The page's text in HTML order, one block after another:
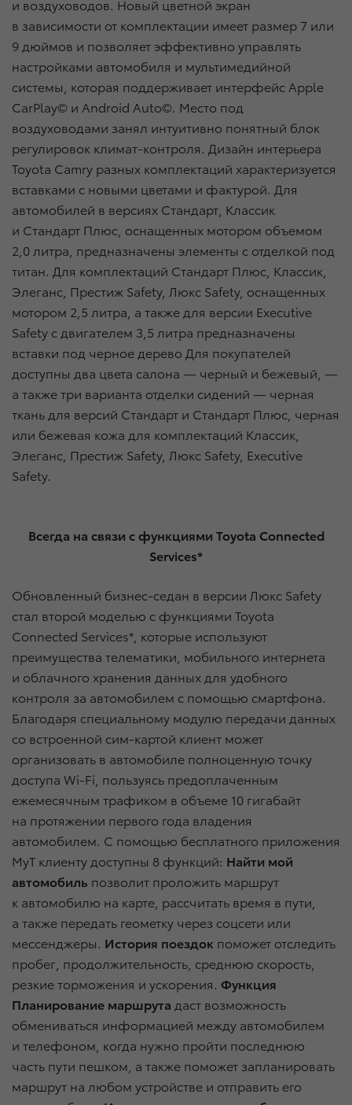
и воздуховодов. Новый цветной экран
в зависимости от комплектации имеет размер 7 или
9 дюймов и позволяет эффективно управлять
настройками автомобиля и мультимедийной
системы, которая поддерживает интерфейс Apple
CarPlay© и Android Auto©. Место под
воздуховодами занял интуитивно понятный блок
регулировок климат-контроля. Дизайн интерьера
Toyota Camry разных комплектаций характеризуется
вставками с новыми цветами и фактурой. Для
автомобилей в версиях Стандарт, Классик
и Стандарт Плюс, оснащенных мотором объемом
2,0 литра, предназначены элементы с отделкой под
титан. Для комплектаций Стандарт Плюс, Классик,
Элеганс, Престиж Safety, Люкс Safety, оснащенных
мотором 2,5 литра, а также для версии Executive
Safety с двигателем 3,5 литра предназначены
вставки под черное дерево Для покупателей
доступны два цвета салона — черный и бежевый, —
а также три варианта отделки сидений — черная
ткань для версий Стандарт и Стандарт Плюс, черная
или бежевая кожа для комплектаций Классик,
Элеганс, Престиж Safety, Люкс Safety, Executive
Safety.
Всегда на связи c функциями Toyota Connected
Services*
Обновленный бизнес-седан в версии Люкс Safety
стал второй моделью с функциями Toyota
Connected Services*, которые используют
преимущества телематики, мобильного интернета
и облачного хранения данных для удобного
контроля за автомобилем с помощью смартфона.
Благодаря специальному модулю передачи данных
со встроенной сим-картой клиент может
организовать в автомобиле полноценную точку
доступа Wi-Fi, пользуясь предоплаченным
ежемесячным трафиком в объеме 10 гигабайт
на протяжении первого года владения
автомобилем. С помощью бесплатного приложения
MyT клиенту доступны 8 функций: Найти мой
автомобиль позволит проложить маршрут
к автомобилю на карте, рассчитать время в пути,
а также передать геометку через соцсети или
мессенджеры. История поездок поможет отследить
пробег, продолжительность, среднюю скорость,
резкие торможения и ускорения. Функция
Планирование маршрута даст возможность
обмениваться информацией между автомобилем
и телефоном, когда нужно пройти последнюю
часть пути пешком, а также поможет запланировать
маршрут на любом устройстве и отправить его